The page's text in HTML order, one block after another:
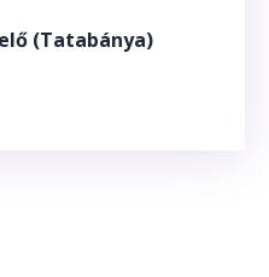
(Tatabánya)